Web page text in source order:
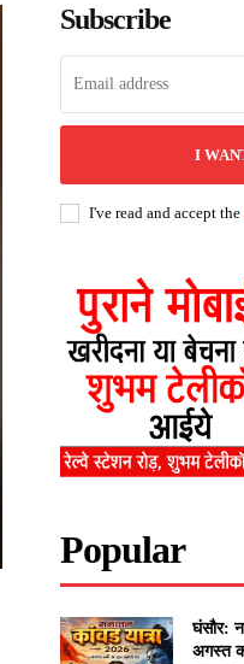
Subscribe
I
I've read and accept the
Popular
घंसौर:
अगस्त